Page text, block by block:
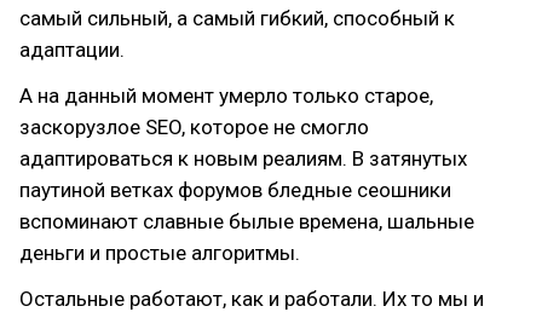
самый сильный, а самый гибкий, способный к
адаптации.
А на данный момент умерло только старое,
заскорузлое SEO, которое не смогло
адаптироваться к новым реалиям. В затянутых
паутиной ветках форумов бледные сеошники
вспоминают славные былые времена, шальные
деньги и простые алгоритмы.
Остальные работают, как и работали. Их то мы и